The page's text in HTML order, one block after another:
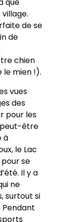
de se
de
chien
le mien !).
vues
des
pour les
peut-être
à
le Lac
se
Il y a
ne
surtout si
Pendant